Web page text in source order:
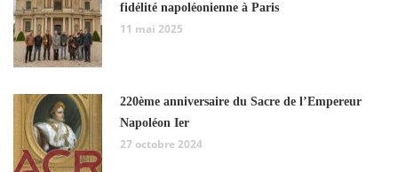
fidélité napoléonienne à Paris
11 mai 2025
220ème anniversaire du Sacre de l’Empereur
Napoléon Ier
27 octobre 2024